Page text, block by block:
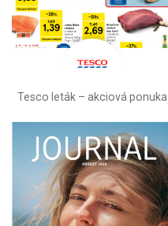
Tesco leták – akciová ponuka